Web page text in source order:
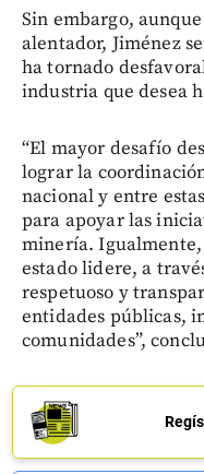
Sin embargo,
alentador, Jiménez
ha tornado
industria que desea
“El mayor desafío
lograr la
nacional y entre
para apoyar las
minería.
estado lidere, a
respetuoso y
entidades públicas,
comunidades”,